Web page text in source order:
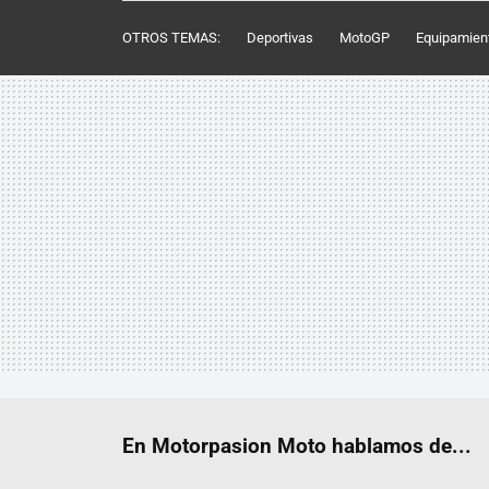
OTROS TEMAS: Deportivas MotoGP
En Motorpasion Moto hablamos de...